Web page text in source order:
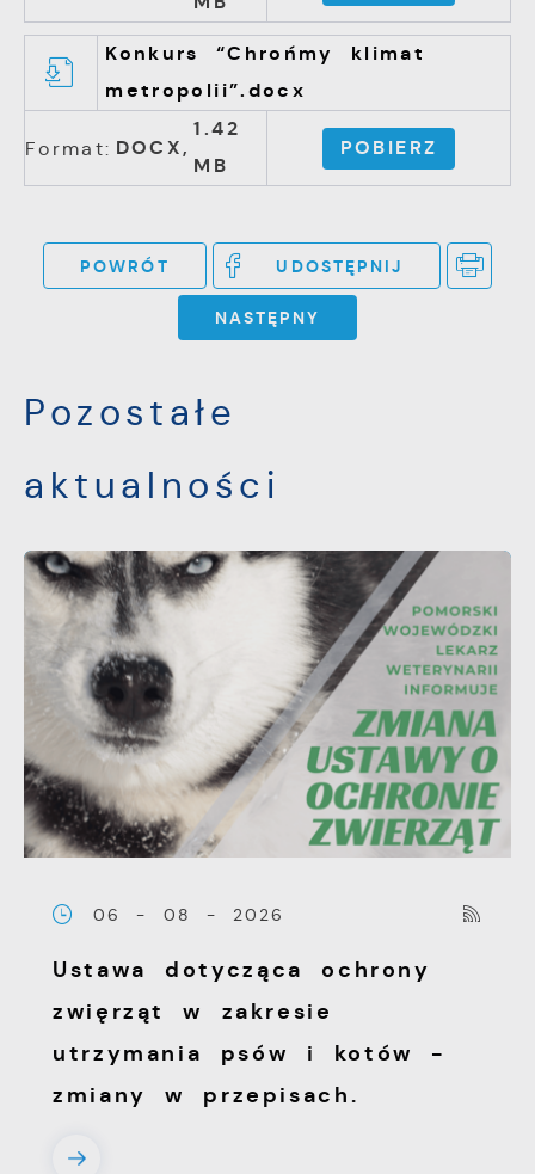
Konkurs “Chrońmy klimat
metropolii”.docx
Format: DOCX,
1.42
MB
POBIERZ
POWRÓT UDOSTĘPNIJ
NASTĘPNY
Pozostałe
aktualności
06 - 08 - 2026
Ustawa dotycząca ochrony
zwięrząt w zakresie
utrzymania psów i kotów -
zmiany w przepisach.